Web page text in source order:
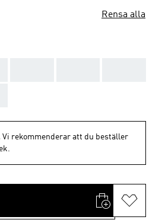
Rensa alla
Vi rekommenderar att du beställer